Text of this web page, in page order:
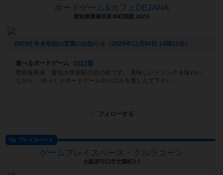
ボードゲーム&カフェDEJANA
愛知県豊橋市富本町国隠 20の5
[NEW] 年末年始の営業のお知らせ（2025年12月06日 14時31分）
遊べるボードゲーム
1023個
豊鉄渥美線 愛知大学前駅の目の前です。 美味しいドリンクを味わい
ながら、 ゆっくりボードゲームやパズルを楽しんで下さい。
フォローする
プレイスペース
ゲームプレイスペース・クルラコーン
大阪府守口市文園町3-7